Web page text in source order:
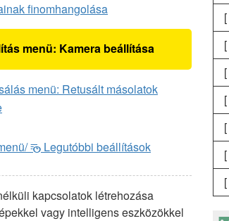
finomhangolása
menü: Kamera beállítása
menü: Retusált másolatok
m Legutóbbi beállítások
kapcsolatok létrehozása
vagy intelligens eszközökkel
[
[
[
[
[
[
[